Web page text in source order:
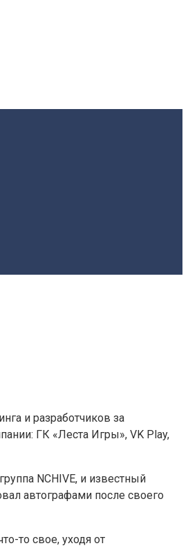
и разработчиков за
ГК «Леста Игры», VK Play,
NCHIVE, и известный
автографами после своего
то свое, уходя от